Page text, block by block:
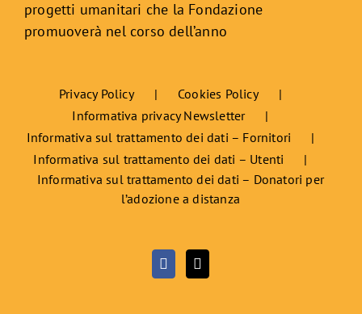
progetti umanitari che la Fondazione
promuoverà nel corso dell’anno
Privacy Policy
Cookies Policy
Informativa privacy Newsletter
Informativa sul trattamento dei dati – Fornitori
Informativa sul trattamento dei dati – Utenti
Informativa sul trattamento dei dati – Donatori per
l’adozione a distanza